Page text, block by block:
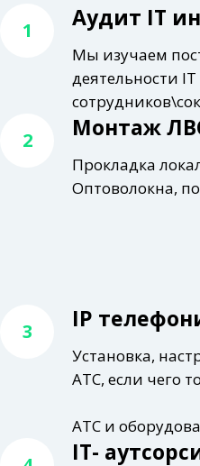
1 Аудит IT
Мы изучаем
деятельности
2 Монтаж
Прокладка
Оптоволокна,
3 IP
Установка,
АТС, если чего
АТС и
IT-